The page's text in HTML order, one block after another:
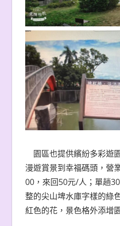
園區也提供繽紛多彩遊
漫遊賞景到幸福碼頭，營
00，來回50元/人；單趟
整的尖山埤水庫字樣的綠
紅色的花，景色格外添增